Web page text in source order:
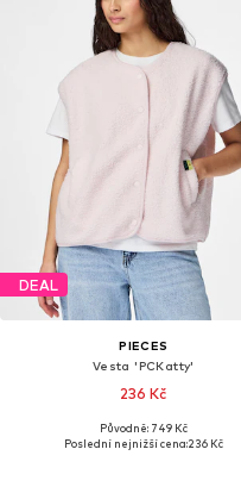
DEAL
PIECES
Vesta 'PCKatty'
236 Kč
+8
Dostupné velikosti: XS, S, M, L, XL
Původně: 749 Kč
Poslední nejnižší cena:236 Kč